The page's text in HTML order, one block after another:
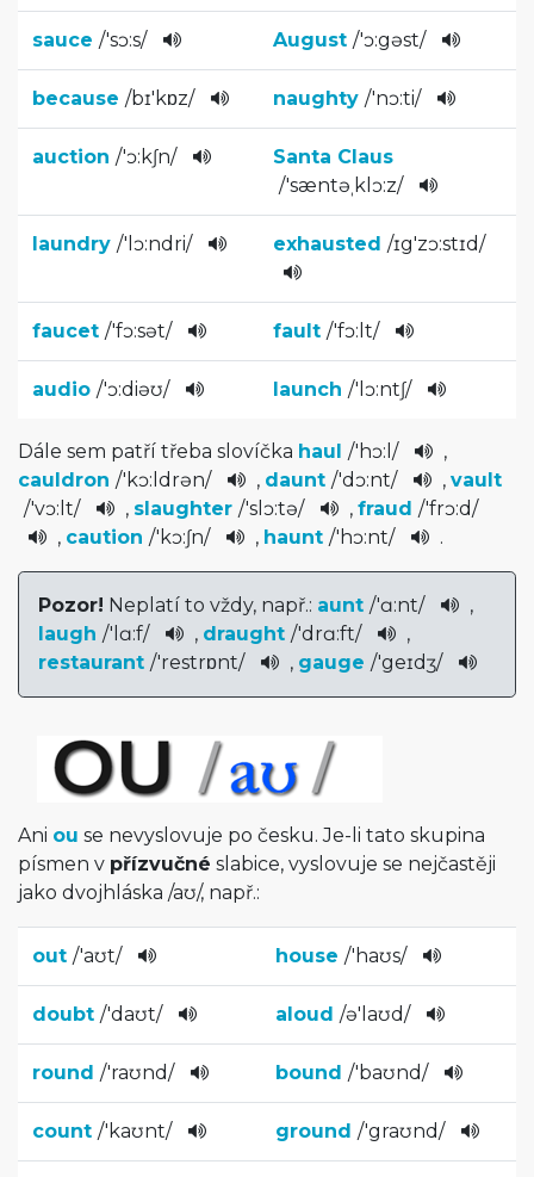
sauce /'sɔ:s/ August /'ɔ:gəst/
because /bɪ'kɒz/ naughty /'nɔ:ti/­
auction /'ɔ:kʃn/
Santa Claus
/'sæntəˌklɔ­:z/
laundry /'lɔ:ndr­i/ exhausted /ɪg'zɔ:s­tɪd/
faucet /'fɔ:sət/­ fault /'fɔ:lt/
audio /'ɔ:diəʊ/ launch /'lɔ:ntʃ/­
Dále sem patří třeba slovíčka haul /'hɔ:l /
,
cauldron /'kɔ:ld­rən/ , daunt /'dɔ:nt/ , vault
/'vɔ:lt/ , slaughter /'slɔ:t­ə/ , fraud /'frɔ:d/
, caution /'kɔ:ʃn/ , haunt /'hɔ:nt/ .
Pozor! Neplatí to vždy, např.: aunt /'ɑ:nt/
,
laugh /'lɑ:f/ , draught /'drɑ:ft/­
,
restaurant /'res­trɒnt/ , gauge /'geɪdʒ/
Ani ou se nevyslovuje po česku. Je-li tato skupina
písmen v přízvučné slabice, vyslovuje se nejčastěji
jako dvojhláska /aʊ/, např.:
out /'aʊt/ house /'haʊs/
doubt /'daʊt/ aloud /ə'laʊd/
round /'raʊnd/ bound /'baʊnd/
count /'kaʊnt/ ground /'graʊnd/